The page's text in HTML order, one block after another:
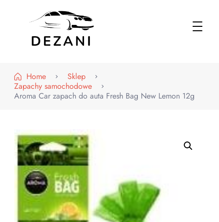
Home
Sklep
Zapachy samochodowe
Aroma Car zapach do auta Fresh Bag New Lemon 12g